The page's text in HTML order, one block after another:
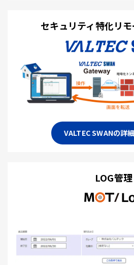
セキュリティ特化リ
VALTEC SWANの詳
LOG管理